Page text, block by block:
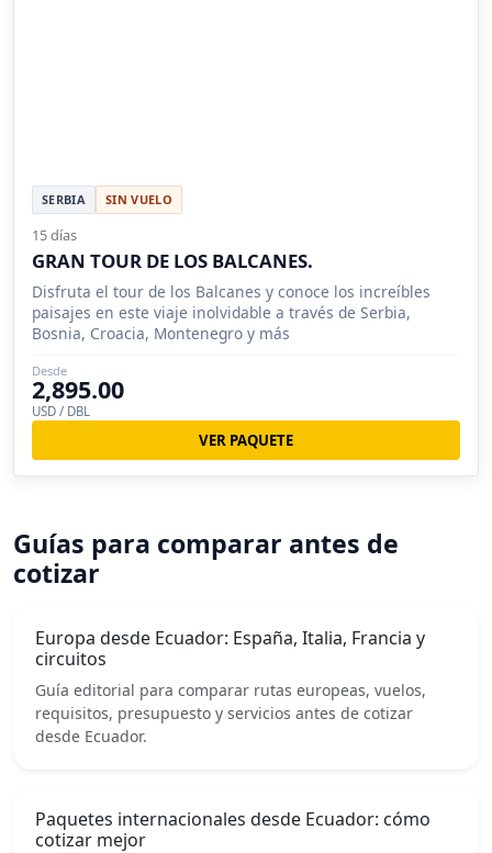
SERBIA SIN VUELO
15 días
GRAN TOUR DE LOS BALCANES.
Disfruta el tour de los Balcanes y conoce los increíbles
paisajes en este viaje inolvidable a través de Serbia,
Bosnia, Croacia, Montenegro y más
Desde
2,895.00
USD / DBL
VER PAQUETE
Guías para comparar antes de
cotizar
Europa desde Ecuador: España, Italia, Francia y
circuitos
Guía editorial para comparar rutas europeas, vuelos,
requisitos, presupuesto y servicios antes de cotizar
desde Ecuador.
Paquetes internacionales desde Ecuador: cómo
cotizar mejor